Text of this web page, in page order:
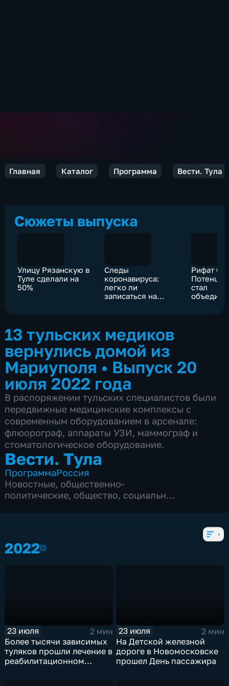
Главная Каталог Программа Вести. Тула
Сюжеты выпуска
Улицу Рязанскую в
Туле сделали на
50%
Следы
коронавируса:
легко ли
записаться на
Рифат
стал
13 тульских медиков
вернулись домой из
Мариуполя • Выпуск 20
июля 2022 года
В распоряжении тульских специалистов были
передвижные медицинские комплексы с
современным оборудованием в арсенале:
флюорограф, аппараты УЗИ, маммограф и
стоматологическое оборудование.
Вести. Тула
ПрограммаРоссия
Новостные, общественно-
политические, общество, социально-
20222022
23 июля
2 мин
Более тысячи зависимых
туляков прошли лечение в
реабилитационном
23 июля
2 мин
На Детской железной
дороге в Новомосковске
прошел День пассажира